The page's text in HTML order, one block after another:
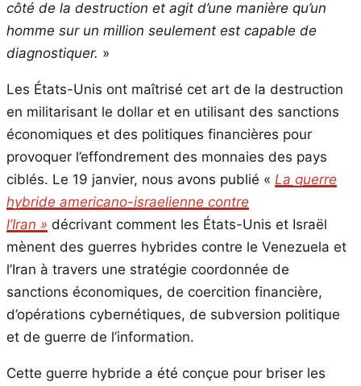
côté de la destruction et agit d’une manière qu’un
homme sur un million seulement est capable de
diagnostiquer. »
Les États-Unis ont maîtrisé cet art de la destruction
en militarisant le dollar et en utilisant des sanctions
économiques et des politiques financières pour
provoquer l’effondrement des monnaies des pays
ciblés. Le 19 janvier, nous avons publié « La guerre
hybride americano-israelienne contre
l’Iran » décrivant comment les États-Unis et Israël
mènent des guerres hybrides contre le Venezuela et
l’Iran à travers une stratégie coordonnée de
sanctions économiques, de coercition financière,
d’opérations cybernétiques, de subversion politique
et de guerre de l’information.
Cette guerre hybride a été conçue pour briser les